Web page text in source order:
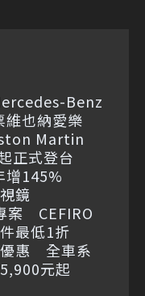
Benz
維也納愛樂
Martin
正式登台
增145%
鏡
案 CEFIRO
最低1折
優惠 全車系
元起